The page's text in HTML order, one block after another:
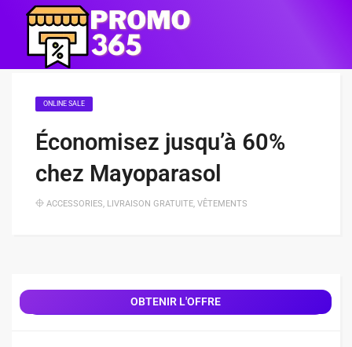
ONLINE SALE
Économisez jusqu’à 60%
chez Mayoparasol
ACCESSORIES, LIVRAISON GRATUITE, VÊTEMENTS
OBTENIR L'OFFRE